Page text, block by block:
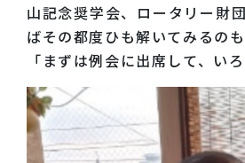
山記念奨学会、ロータリー財
ばその都度ひも解いてみるの
「まずは例会に出席して、い